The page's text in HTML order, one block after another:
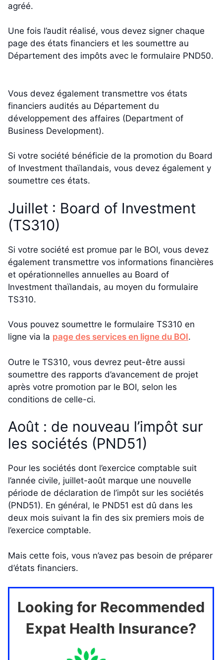
agréé.
Une fois l’audit réalisé, vous devez signer chaque
page des états financiers et les soumettre au
Département des impôts avec le formulaire PND50.
Vous devez également transmettre vos états
financiers audités au Département du
développement des affaires (Department of
Business Development).
Si votre société bénéficie de la promotion du Board
of Investment thaïlandais, vous devez également y
soumettre ces états.
Juillet : Board of Investment
(TS310)
Si votre société est promue par le BOI, vous devez
également transmettre vos informations financières
et opérationnelles annuelles au Board of
Investment thaïlandais, au moyen du formulaire
TS310.
Vous pouvez soumettre le formulaire TS310 en
ligne via la page des services en ligne du BOI.
Outre le TS310, vous devrez peut-être aussi
soumettre des rapports d’avancement de projet
après votre promotion par le BOI, selon les
conditions de celle-ci.
Août : de nouveau l’impôt sur
les sociétés (PND51)
Pour les sociétés dont l’exercice comptable suit
l’année civile, juillet-août marque une nouvelle
période de déclaration de l’impôt sur les sociétés
(PND51). En général, le PND51 est dû dans les
deux mois suivant la fin des six premiers mois de
l’exercice comptable.
Mais cette fois, vous n’avez pas besoin de préparer
d’états financiers.
Looking for Recommended
Expat Health Insurance?